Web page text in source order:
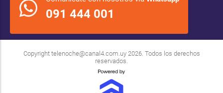
091 444 001
Copyright telenoche@canal4.com.uy2026. Todos los derechos
reservados.